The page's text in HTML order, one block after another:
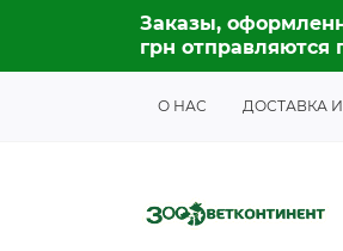
Заказы,
грн отправляются
О НАС ДОСТАВКА